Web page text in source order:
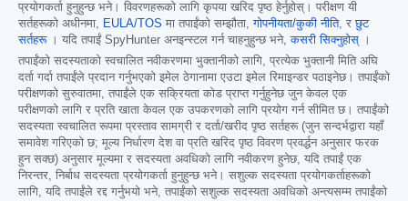
प्रयोगकर्ता हुनुहुन्छ भने। विवरणहरूको लागि कृपया खरिद पृष्ठ हेर्नुहोस्। परीक्षण यी
सर्तहरूको अधीनमा, EULA/TOS मा तपाईंको सम्झौता,गोपनीयता/कुकी नीति, रछुट
सर्तहरू। यदि तपाईं SpyHunter अनइन्स्टल गर्न चाहनुहुन्छ भने,कसरी सिक्नुहोस् ।
तपाईंको सदस्यताको स्वचालित नवीकरणमा भुक्तानीको लागि, प्रत्येक भुक्तानी मिति अघि
दर्ता गर्दा तपाईंले प्रदान गर्नुभएको इमेल ठेगानामा एउटा इमेल रिमाइन्डर पठाइनेछ। तपाईंको
परीक्षणको सुरुवातमा, तपाईंले एक सक्रियता कोड प्राप्त गर्नुहुनेछ जुन केवल एक
परीक्षणको लागि र प्रति खाता केवल एक उपकरणको लागि प्रयोग गर्न सीमित छ। तपाईंको
सदस्यता स्वचालित रूपमा प्रस्ताव सामग्री र दर्ता/खरीद पृष्ठ सर्तहरू (जुन सन्दर्भद्वारा यहाँ
समावेश गरिएको छ; मूल्य निर्धारण देश वा प्रति खरिद पृष्ठ विवरण प्रवर्द्धन अनुसार फरक
हुन सक्छ) अनुसार मूल्यमा र सदस्यता अवधिको लागि नवीकरण हुनेछ, यदि तपाईं एक
निरन्तर, निर्बाध सदस्यता प्रयोगकर्ता हुनुहुन्छ भने। सशुल्क सदस्यता प्रयोगकर्ताहरूको
लागि, यदि तपाईंले रद्द गर्नुभयो भने, तपाईंको सशुल्क सदस्यता अवधिको अन्त्यसम्म तपाईंको